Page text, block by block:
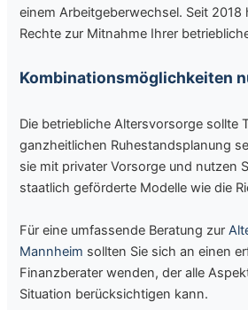
einem Arbeitgeberwechsel. Seit 2018
Rechte zur Mitnahme Ihrer
Kombinationsmöglichkeiten
Die betriebliche Altersvorsorge sollte
ganzheitlichen Ruhestandsplanung
sie mit privater Vorsorge und nutzen
staatlich geförderte Modelle wie die
Für eine umfassende Beratung zur
Mannheim sollten Sie sich an einen
Finanzberater wenden, der alle
Situation berücksichtigen kann.